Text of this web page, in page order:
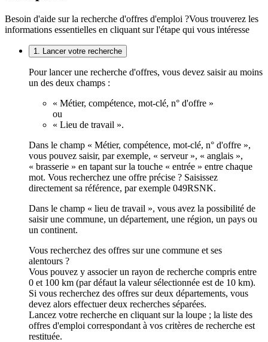
Besoin d'aide sur la recherche d'offres d'emploi ?Vous trouverez les
informations essentielles en cliquant sur l'étape qui vous intéresse
1. Lancer votre recherche
Pour lancer une recherche d'offres, vous devez saisir au moins
un des deux champs :
« Métier, compétence, mot-clé, n° d'offre »
ou
« Lieu de travail ».
Dans le champ « Métier, compétence, mot-clé, n° d'offre »,
vous pouvez saisir, par exemple, « serveur », « anglais »,
« brasserie » en tapant sur la touche « entrée » entre chaque
mot. Vous recherchez une offre précise ? Saisissez
directement sa référence, par exemple 049RSNK.
Dans le champ « lieu de travail », vous avez la possibilité de
saisir une commune, un département, une région, un pays ou
un continent.
Vous recherchez des offres sur une commune et ses
alentours ?
Vous pouvez y associer un rayon de recherche compris entre
0 et 100 km (par défaut la valeur sélectionnée est de 10 km).
Si vous recherchez des offres sur deux départements, vous
devez alors effectuer deux recherches séparées.
Lancez votre recherche en cliquant sur la loupe ; la liste des
offres d'emploi correspondant à vos critères de recherche est
restituée.